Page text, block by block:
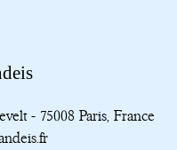
- 75008 Paris, France